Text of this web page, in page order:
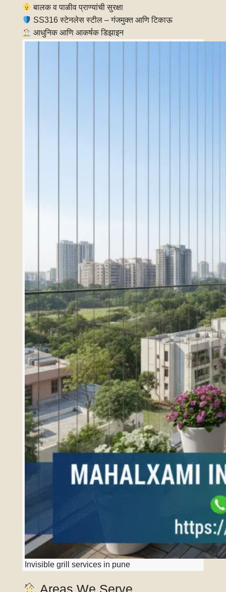
बालक व पाळीव प्राण्यांची सुरक्षा
SS316 स्टेनलेस स्टील – गंजमुक्त आणि टिकाऊ
आधुनिक आणि आकर्षक डिझाइन
Invisible grill services in pune
Areas We Serve